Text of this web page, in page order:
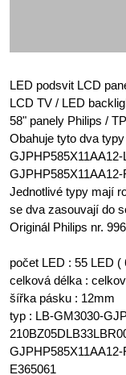
LED podsvit LCD
LCD TV / LED
58" panely Philips /
Obahuje tyto dva
GJPHP585X11AA12-
Jednotlivé typy mají
se dva zasouvají do
Originál Philips nr.
počet LED : 55 LED (
celková délka :
šířka pásku : 12mm
typ : LB-GM3030-
E365061